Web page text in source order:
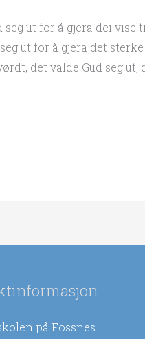
ut for å gjera dei vise
ut for å gjera det
det valde Gud seg
på Fossnes